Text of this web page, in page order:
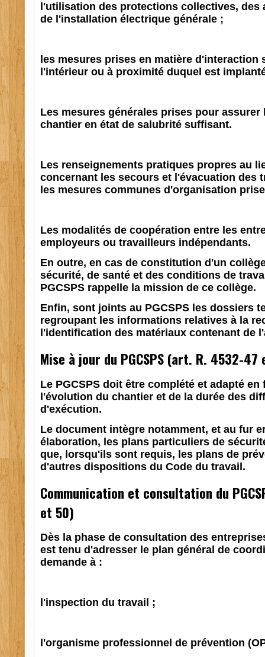
l'utilisation des protections collectives, des
de l'installation électrique générale ;
les mesures prises en matière d'interaction
l'intérieur ou à proximité duquel est
Les mesures générales prises pour assurer
chantier en état de salubrité suffisant.
Les renseignements pratiques propres au
concernant les secours et l'évacuation des
les mesures communes d'organisation
Les modalités de coopération entre les
employeurs ou travailleurs indépendants.
En outre, en cas de constitution d'un
sécurité, de santé et des conditions de
PGCSPS rappelle la mission de ce collège.
Enfin, sont joints au PGCSPS les dossiers
regroupant les informations relatives à la
l'identification des matériaux contenant de
Mise à jour du PGCSPS (art. R. 4532-
Le PGCSPS doit être complété et adapté en
l'évolution du chantier et de la durée des
d'exécution.
Le document intègre notamment, et au fur
élaboration, les plans particuliers de
que, lorsqu'ils sont requis, les plans de
d'autres dispositions du Code du travail.
Communication et consultation du
et 50)
Dès la phase de consultation des
est tenu d'adresser le plan général de
demande à :
l'inspection du travail ;
l'organisme professionnel de prévention